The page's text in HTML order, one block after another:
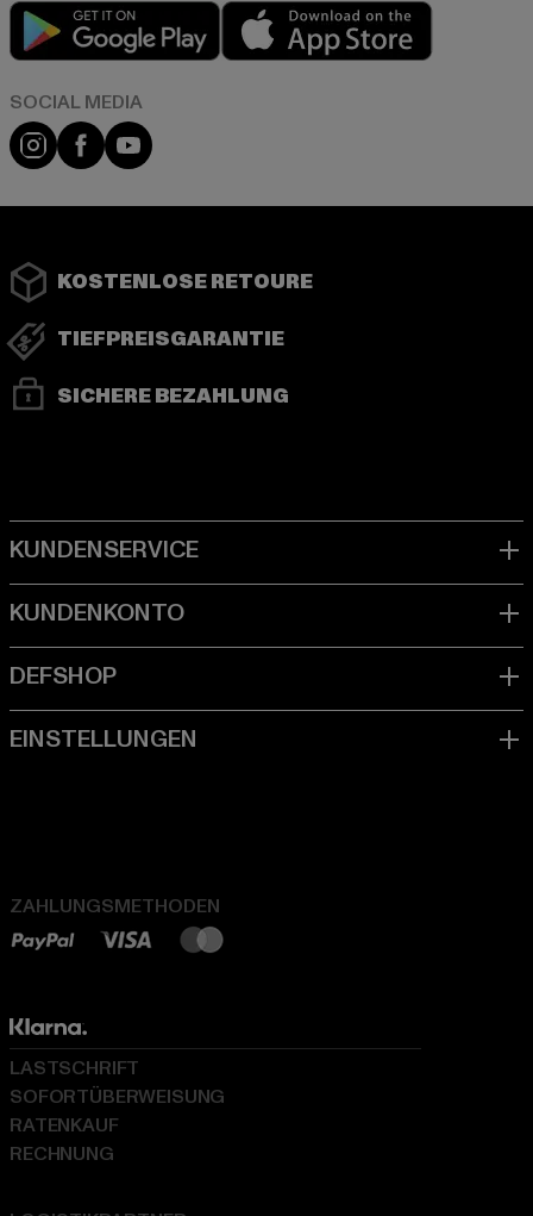
Play market
Instagram
FacebookYouTube
KOSTENLOSE RETOURE
TIEFPREISGARANTIE
SICHERE BEZAHLUNG
ZAHLUNGSMETHODEN
LASTSCHRIFT
SOFORTÜBERWEISUNG
RATENKAUF
RECHNUNG